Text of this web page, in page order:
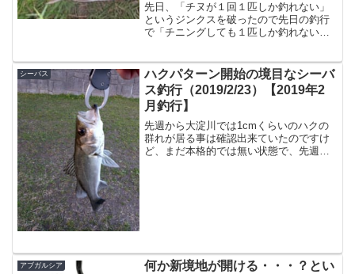
先日、「チヌが１回１匹しか釣れない」
というジンクスを破ったので先日の釣行
で「チニングしても１匹しか釣れない」
えて仕事終わりの釣行です。前回はライ
トゲーム用のブラックスタ...
シーバス
ハクパターン開始の境目なシーバ
ス釣行（2019/2/23）【2019年2
月釣行】
先週から大淀川では1cmくらいのハクの
群れが居る事は確認出来ていたのですけ
ど、まだ本格的では無い状態で、先週は
アブガルシア
何か新境地が開ける・・・？とい